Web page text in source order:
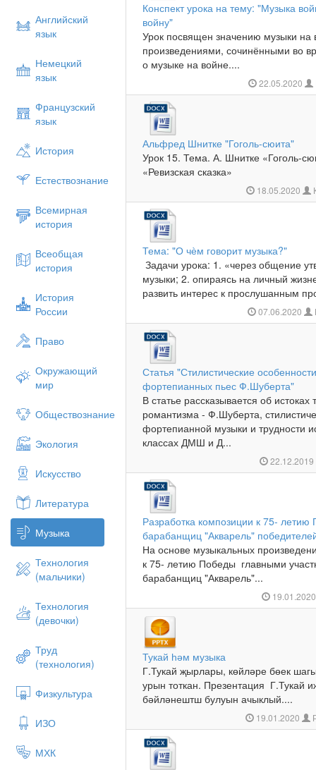
Английский
язык
Немецкий
язык
Французский
язык
История
Естествознание
Всемирная
история
Всеобщая
история
История
России
Право
Окружающий
мир
Обществознание
Экология
Искусство
Литература
Музыка
Технология
(мальчики)
Технология
(девочки)
Труд
(технология)
Физкультура
ИЗО
МХК
Конспект урока на тему: "Музыка
войну"
Урок посвящен значению музыки на
произведениями, сочинёнными во
о музыке на войне....
22.05.2020
Альфред Шнитке "Гоголь-сюита"
Урок 15. Тема. А. Шнитке «Гоголь-
«Ревизская сказка»
18.05.2020
Тема: "О чѐм говорит музыка?"
Задачи урока: 1. «через общение
музыки; 2. опираясь на личный
развить интерес к прослушанным
07.06.2020
Статья "Стилистические
фортепианных пьес Ф.Шуберта"
В статье рассказывается об
романтизма - Ф.Шуберта,
фортепианной музыки и трудности
классах ДМШ и Д...
22.12.2019
Разработка композиции к 75-
барабанщиц "Акварель"
На основе музыкальных
к 75- летию Победы главными
барабанщиц "Акварель"...
Тукай һәм музыка
Г.Тукай җырлары, көйләре бөек
урын тоткан. Презентация Г.Тукай
бәйләнештш булуын ачыклый....
19.01.2020